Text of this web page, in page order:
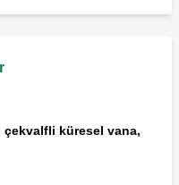
çekvalfli küresel vana,